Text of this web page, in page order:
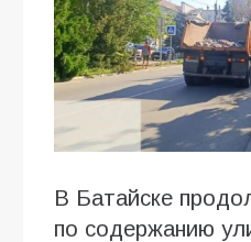
В Батайске
по содержанию